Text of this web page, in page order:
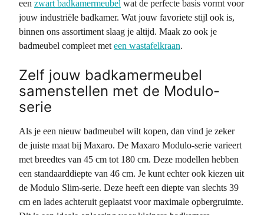
een zwart badkamermeubel wat de perfecte basis vormt voor
jouw industriële badkamer. Wat jouw favoriete stijl ook is,
binnen ons assortiment slaag je altijd. Maak zo ook je
badmeubel compleet met een wastafelkraan.
Zelf jouw badkamermeubel
samenstellen met de Modulo-
serie
Als je een nieuw badmeubel wilt kopen, dan vind je zeker
de juiste maat bij Maxaro. De Maxaro Modulo-serie varieert
met breedtes van 45 cm tot 180 cm. Deze modellen hebben
een standaarddiepte van 46 cm. Je kunt echter ook kiezen uit
de Modulo Slim-serie. Deze heeft een diepte van slechts 39
cm en lades achteruit geplaatst voor maximale opbergruimte.